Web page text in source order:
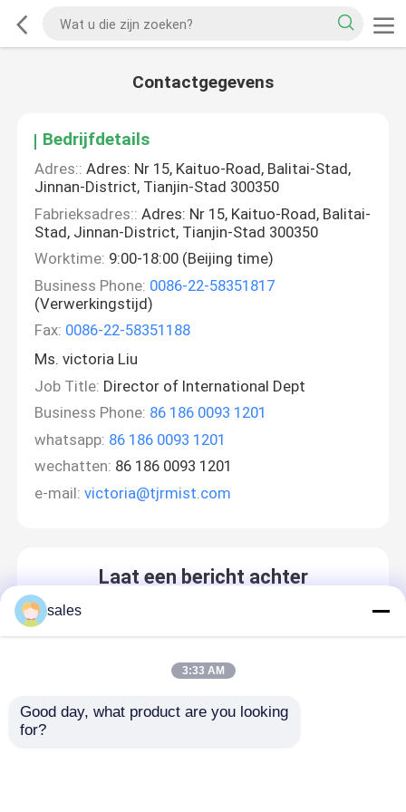
Contactgegevens
Bedrijfdetails
Adres:: Adres: Nr 15, Kaituo-Road, Balitai-Stad,
Jinnan-District, Tianjin-Stad 300350
Fabrieksadres:: Adres: Nr 15, Kaituo-Road, Balitai-
Stad, Jinnan-District, Tianjin-Stad 300350
Worktime: 9:00-18:00 (Beijing time)
Business Phone: 0086-22-58351817
(Verwerkingstijd)
Fax: 0086-22-58351188
Ms. victoria Liu
Job Title: Director of International Dept
Business Phone: 86 186 0093 1201
whatsapp: 86 186 0093 1201
wechatten: 86 186 0093 1201
e-mail: victoria@tjrmist.com
Laat een bericht achter
sales
3:33 AM
Good day, what product are you looking
for?